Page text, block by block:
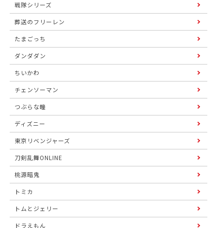
戦隊シリーズ
葬送のフリーレン
たまごっち
ダンダダン
ちいかわ
チェンソーマン
つぶらな瞳
ディズニー
東京リベンジャーズ
刀剣乱舞ONLINE
桃源暗鬼
トミカ
トムとジェリー
ドラえもん